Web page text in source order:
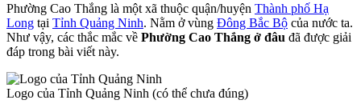
Phường Cao Thắng là một xã thuộc quận/huyện Thành phố Hạ
Long tại Tỉnh Quảng Ninh. Nằm ở vùng Đông Bắc Bộ của nước ta.
Như vậy, các thắc mắc về Phường Cao Thắng ở đâu đã được giải
đáp trong bài viết này.
Logo của Tỉnh Quảng Ninh (có thể chưa đúng)